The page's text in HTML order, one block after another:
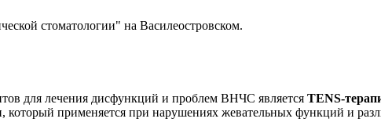
стоматологии" на Василеостровском.
для лечения дисфункций и проблем ВНЧС является TENS-
применяется при нарушениях жевательных функций и